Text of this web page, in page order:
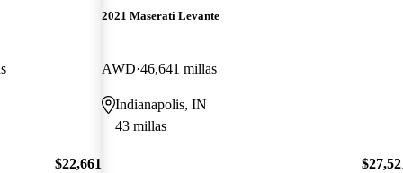
$22,661
2021 Maserati Levante
AWD 46,641 millas
Indianapolis, IN
43 millas